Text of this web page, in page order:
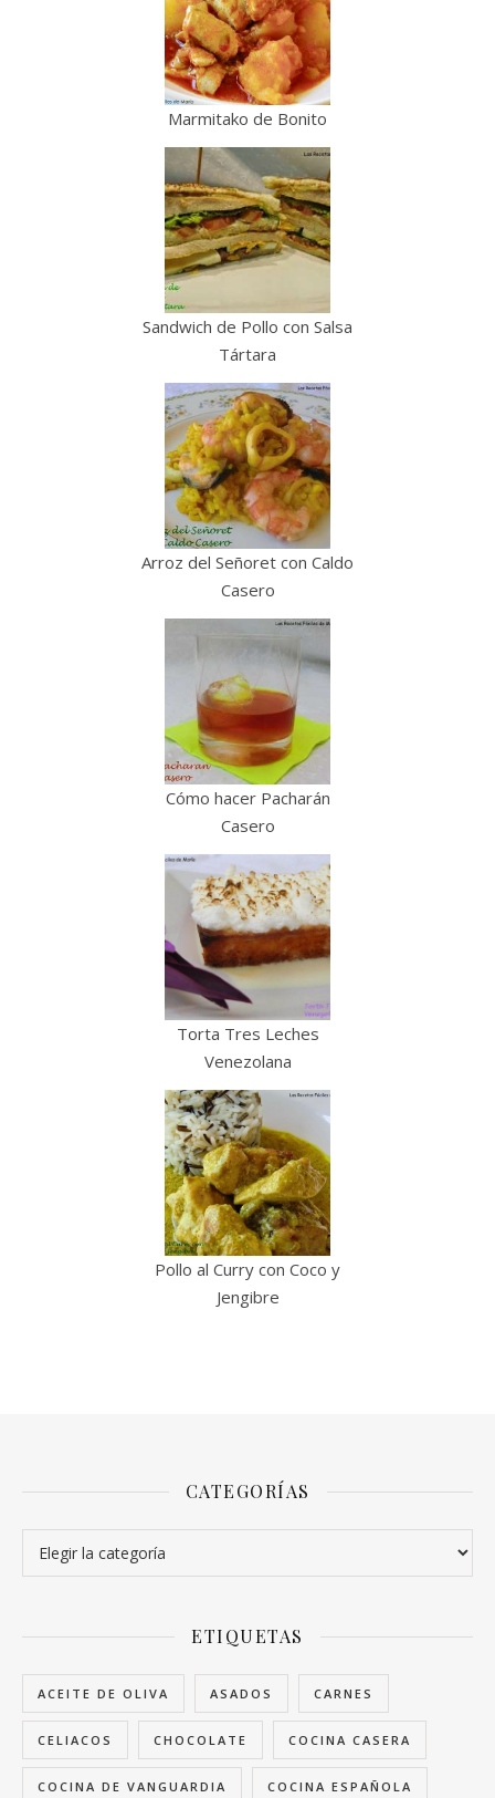
Marmitako de Bonito
Sandwich de Pollo con Salsa
Tártara
Arroz del Señoret con Caldo
Casero
Cómo hacer Pacharán
Casero
Torta Tres Leches
Venezolana
Pollo al Curry con Coco y
Jengibre
CATEGORÍAS
Categorías
ETIQUETAS
ACEITE DE OLIVA ASADOS CARNES
CELIACOS CHOCOLATE COCINA CASERA
COCINA DE VANGUARDIA COCINA ESPAÑOLA